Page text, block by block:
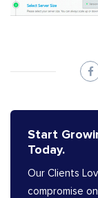
Start
Today.
Our Clients
compromise